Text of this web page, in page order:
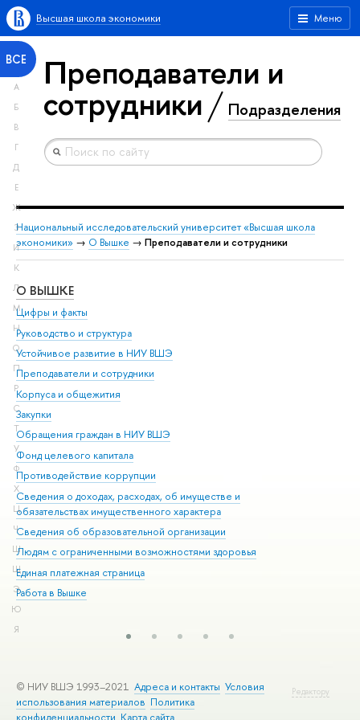
Меню
Высшая школа экономики
ВСЕ
А
Б
В
Г
Д
Е
Ж
З
И
К
Л
М
Н
О
П
Р
С
Т
У
Ф
Х
Ц
Ч
Ш
Щ
Э
Ю
Я
Преподаватели и
сотрудники Подразделения
Национальный исследовательский университет «Высшая школа
экономики» → О Вышке → Преподаватели и сотрудники
О ВЫШКЕ
Цифры и факты
Руководство и структура
Устойчивое развитие в НИУ ВШЭ
Преподаватели и сотрудники
Корпуса и общежития
Закупки
Обращения граждан в НИУ ВШЭ
Фонд целевого капитала
Противодействие коррупции
Сведения о доходах, расходах, об имуществе и
обязательствах имущественного характера
Сведения об образовательной организации
Людям с ограниченными возможностями здоровья
Единая платежная страница
Работа в Вышке
Редактору
© НИУ ВШЭ 1993–2021 Адреса и контакты Условия
использования материалов Политика
конфиденциальности Карта сайта